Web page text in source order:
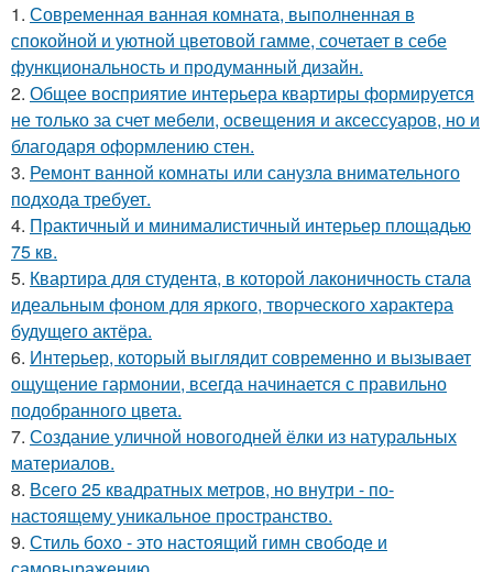
1. Современная ванная комната, выполненная в
спокойной и уютной цветовой гамме, сочетает в себе
функциональность и продуманный дизайн.
2. Общее восприятие интерьера квартиры формируется
не только за счет мебели, освещения и аксессуаров, но и
благодаря оформлению стен.
3. Ремонт ванной комнаты или санузла внимательного
подхода требует.
4. Практичный и минималистичный интерьер площадью
75 кв.
5. Квартира для студента, в которой лаконичность стала
идеальным фоном для яркого, творческого характера
будущего актёра.
6. Интерьер, который выглядит современно и вызывает
ощущение гармонии, всегда начинается с правильно
подобранного цвета.
7. Создание уличной новогодней ёлки из натуральных
материалов.
8. Всего 25 квадратных метров, но внутри - по-
настоящему уникальное пространство.
9. Стиль бохо - это настоящий гимн свободе и